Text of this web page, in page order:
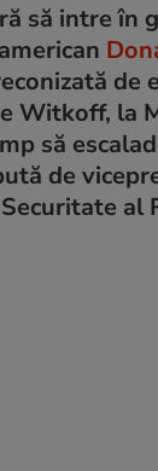
să intre în
de
Witkoff, la
să
de
al